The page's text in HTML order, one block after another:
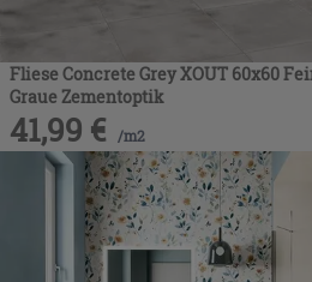
Fliese Concrete Grey XOUT 60x60
Graue Zementoptik
41,99 € /m2